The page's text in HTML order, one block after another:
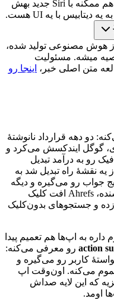
هم ممکنه با Siri جدید بهش
به یه دیتابیس با یه UI هست.
از هوش مصنوعی تولید شده،
میشه. مسئولیت
متن اصلی خبر، اینجا رو
دو دهه قرارداد نانوشتهٔ
گوگل ایندکسش می‌کرد و
رو به درآمد تبدیل
از یه نقشهٔ راه تبدیل شد به
جواب رو می‌گیره و دیگه
Ahrefs افت کلیک
زده و جستجوهای بدون‌کلیک
داره به اپ‌ها هم تعمیم پیدا
action رو معرفی می‌کنه:
کاربر رو می‌گیره و
می‌کنه. اون‌وقت اپ
که این لایه صداش
اومد.